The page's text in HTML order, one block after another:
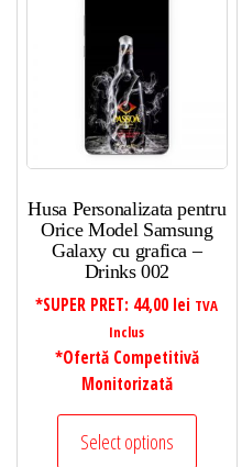
Husa Personalizata pentru
Orice Model Samsung
Galaxy cu grafica –
Drinks 002
*SUPER PRET: 44,00 lei TVA
Inclus
*Ofertă Competitivă
Monitorizată
Select options